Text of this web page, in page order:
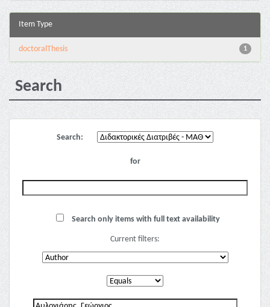
Item Type
1
doctoralThesis
Search
Search:
for
Search only items with full text availability
Current filters: